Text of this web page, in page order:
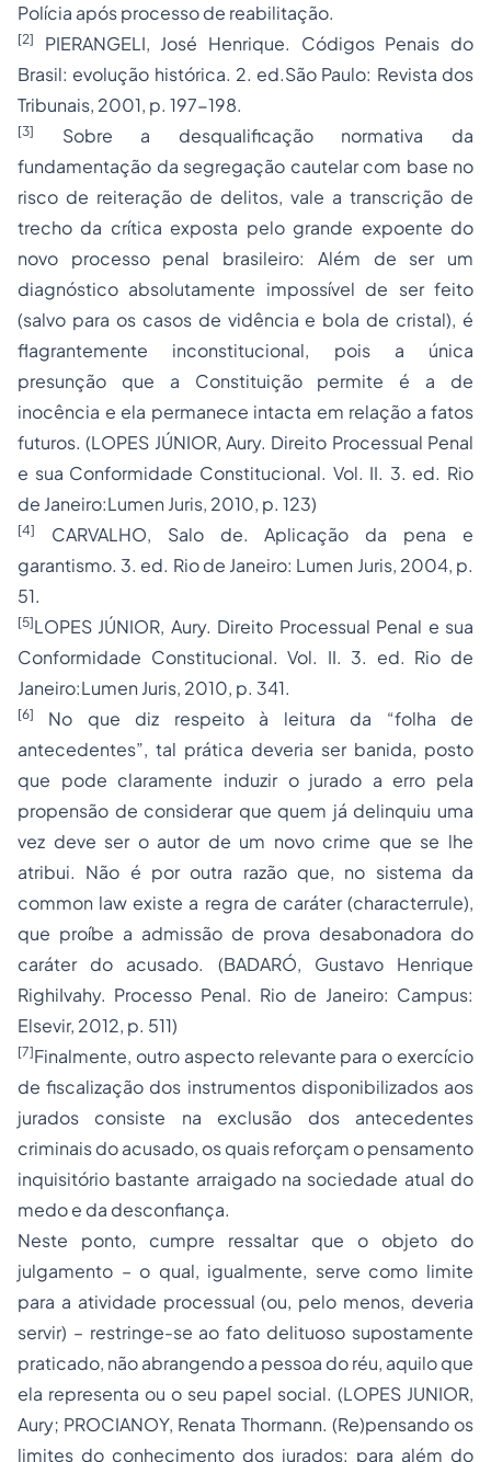
Polícia após processo de reabilitação.
[2]
PIERANGELI, José Henrique. Códigos Penais do
Brasil: evolução histórica. 2. ed.São Paulo: Revista dos
Tribunais, 2001, p. 197-198.
[3]
Sobre a desqualificação normativa da
fundamentação da segregação cautelar com base no
risco de reiteração de delitos, vale a transcrição de
trecho da crítica exposta pelo grande expoente do
novo processo penal brasileiro: Além de ser um
diagnóstico absolutamente impossível de ser feito
(salvo para os casos de vidência e bola de cristal), é
flagrantemente inconstitucional, pois a única
presunção que a Constituição permite é a de
inocência e ela permanece intacta em relação a fatos
futuros. (LOPES JÚNIOR, Aury. Direito Processual Penal
e sua Conformidade Constitucional. Vol. II. 3. ed. Rio
de Janeiro:Lumen Juris, 2010, p. 123)
[4]
CARVALHO, Salo de. Aplicação da pena e
garantismo. 3. ed. Rio de Janeiro: Lumen Juris, 2004, p.
51.
[5]LOPES JÚNIOR, Aury. Direito Processual Penal e sua
Conformidade Constitucional. Vol. II. 3. ed. Rio de
Janeiro:Lumen Juris, 2010, p. 341.
[6]
No que diz respeito à leitura da “folha de
antecedentes”, tal prática deveria ser banida, posto
que pode claramente induzir o jurado a erro pela
propensão de considerar que quem já delinquiu uma
vez deve ser o autor de um novo crime que se lhe
atribui. Não é por outra razão que, no sistema da
common law existe a regra de caráter (characterrule),
que proíbe a admissão de prova desabonadora do
caráter do acusado. (BADARÓ, Gustavo Henrique
RighiIvahy. Processo Penal. Rio de Janeiro: Campus:
Elsevir, 2012, p. 511)
[7]Finalmente, outro aspecto relevante para o exercício
de fiscalização dos instrumentos disponibilizados aos
jurados consiste na exclusão dos antecedentes
criminais do acusado, os quais reforçam o pensamento
inquisitório bastante arraigado na sociedade atual do
medo e da desconfiança.
Neste ponto, cumpre ressaltar que o objeto do
julgamento – o qual, igualmente, serve como limite
para a atividade processual (ou, pelo menos, deveria
servir) – restringe-se ao fato delituoso supostamente
praticado, não abrangendo a pessoa do réu, aquilo que
ela representa ou o seu papel social. (LOPES JUNIOR,
Aury; PROCIANOY, Renata Thormann. (Re)pensando os
limites do conhecimento dos jurados: para além do